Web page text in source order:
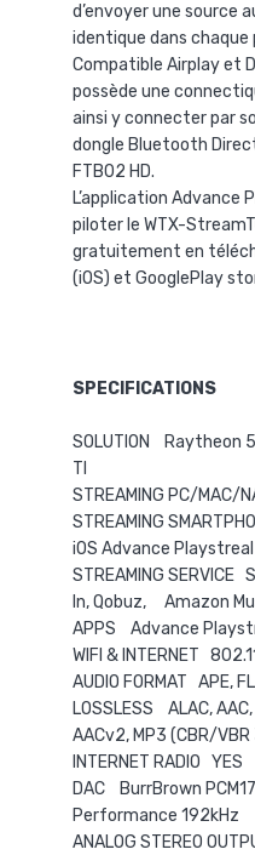
d’envoyer une source
identique dans chaque
Compatible Airplay et
possède une
ainsi y connecter par
dongle Bluetooth
FTB02 HD.
L’application
piloter le WTX-
gratuitement en
(iOS) et GooglePlay
SPECIFICATIONS
SOLUTION Raytheon
TI
STREAMING PC/MAC/
STREAMING
iOS Advance
STREAMING
In, Qobuz, Amazon
APPS Advance
WIFI & INTERNET
AUDIO FORMAT APE,
LOSSLESS ALAC,
AACv2, MP3 (CBR/
INTERNET RADIO YES
DAC BurrBrown
Performance 192kHz
ANALOG STEREO